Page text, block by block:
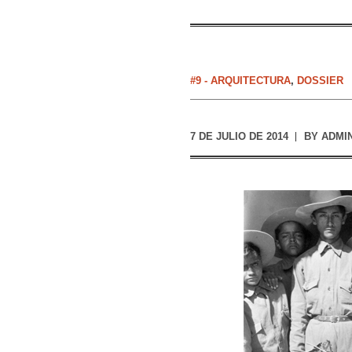
#9 - ARQUITECTURA, DOSSIER
7 DE JULIO DE 2014 BY